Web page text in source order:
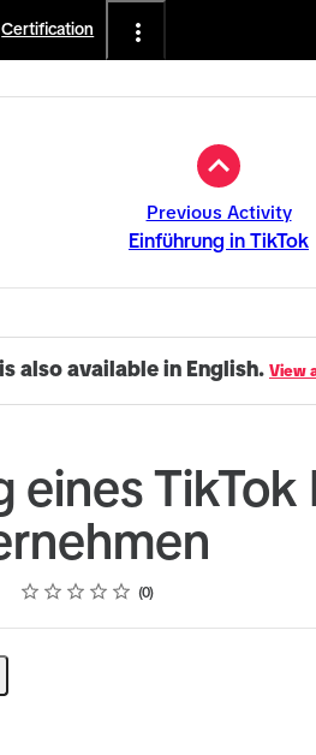
Certification
Previous Activity
Einführung in TikTok
also available in English. View
eines
Rating
1 star
2 stars
3 stars
4 stars
5 stars 0